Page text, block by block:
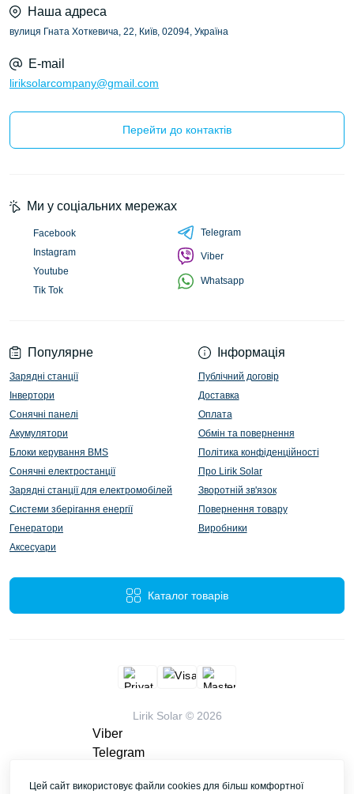
Наша адреса
вулиця Гната Хоткевича, 22, Київ, 02094, Україна
E-mail
liriksolarcompany@gmail.com
Перейти до контактів
Популярне
Зарядні станції
Інвертори
Сонячні панелі
Акумулятори
Блоки керування BMS
Сонячні електростанції
Зарядні станції для електромобілей
Системи зберігання енергії
Генератори
Аксесуари
Інформація
Публічний договір
Доставка
Оплата
Обмін та повернення
Політика конфіденційності
Про Lirik Solar
Зворотній зв'язок
Повернення товару
Виробники
Каталог товарів
Ми у соціальних мережах
Facebook
Instagram
Youtube
Tik Tok
Telegram
Viber
Whatsapp
Lirik Solar © 2026
Viber
Telegram
liriksolarcompany@gmail.com
Цей сайт використовує файли cookies для більш комфортної